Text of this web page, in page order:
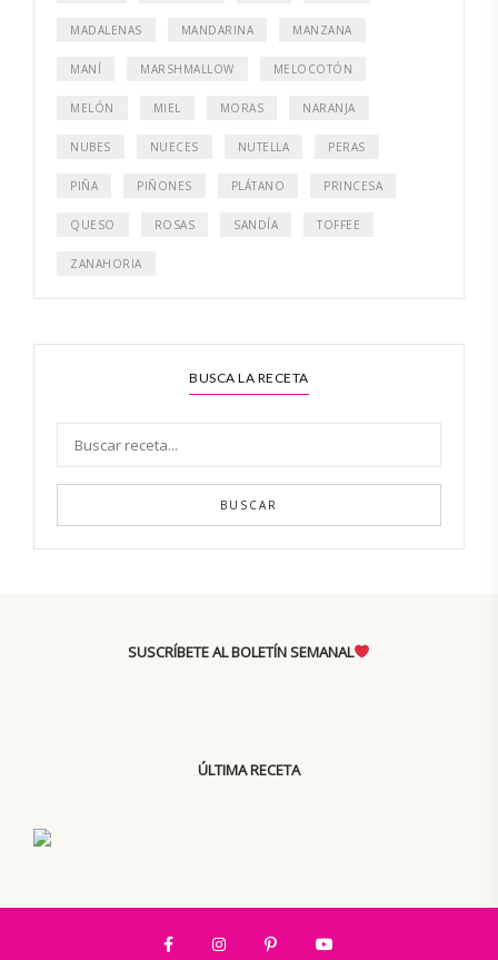
MADALENAS MANDARINA MANZANA
MANÍ MARSHMALLOW MELOCOTÓN
MELÓN MIEL MORAS NARANJA
NUBES NUECES NUTELLA PERAS
PIÑA PIÑONES PLÁTANO PRINCESA
QUESO ROSAS SANDÍA TOFFEE
ZANAHORIA
BUSCA LA RECETA
BUSCAR
SUSCRÍBETE AL BOLETÍN SEMANAL
ÚLTIMA RECETA